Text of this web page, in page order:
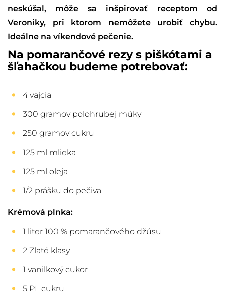
neskúšal, môže sa inšpirovať receptom od
Veroniky, pri ktorom nemôžete urobiť chybu.
Ideálne na víkendové pečenie.
Na pomarančové rezy s piškótami a
šľahačkou budeme potrebovať:
4 vajcia
300 gramov polohrubej múky
250 gramov cukru
125 ml mlieka
125 ml oleja
1/2 prášku do pečiva
Krémová plnka:
1 liter 100 % pomarančového džúsu
2 Zlaté klasy
1 vanilkovýcukor
5 PL cukru